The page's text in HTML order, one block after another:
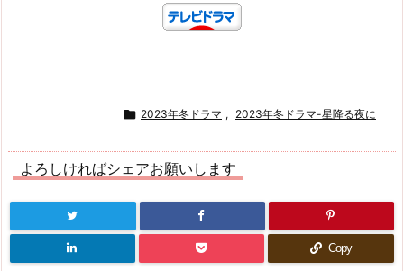
 2023年冬ドラマ , 2023年冬ドラマ-星降る夜に
よろしければシェアお願いします
Copy